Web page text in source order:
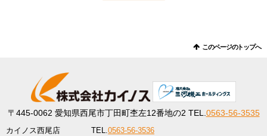
このページのトップへ
〒445-0062 愛知県西尾市丁田町杢左12番地の2 TEL. 0563-56-3535
カイノス西尾店 TEL.0563-56-3536